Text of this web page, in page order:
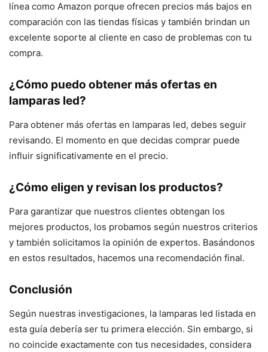
línea como Amazon porque ofrecen precios más bajos en
comparación con las tiendas físicas y también brindan un
excelente soporte al cliente en caso de problemas con tu
compra.
¿Cómo puedo obtener más ofertas en
lamparas led?
Para obtener más ofertas en lamparas led, debes seguir
revisando. El momento en que decidas comprar puede
influir significativamente en el precio.
¿Cómo eligen y revisan los productos?
Para garantizar que nuestros clientes obtengan los
mejores productos, los probamos según nuestros criterios
y también solicitamos la opinión de expertos. Basándonos
en estos resultados, hacemos una recomendación final.
Conclusión
Según nuestras investigaciones, la lamparas led listada en
esta guía debería ser tu primera elección. Sin embargo, si
no coincide exactamente con tus necesidades, considera